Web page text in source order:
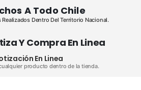
A Todo Chile
Realizados Dentro Del Territorio Nacional.
Y Compra En Linea
En Linea
producto dentro de la tienda.